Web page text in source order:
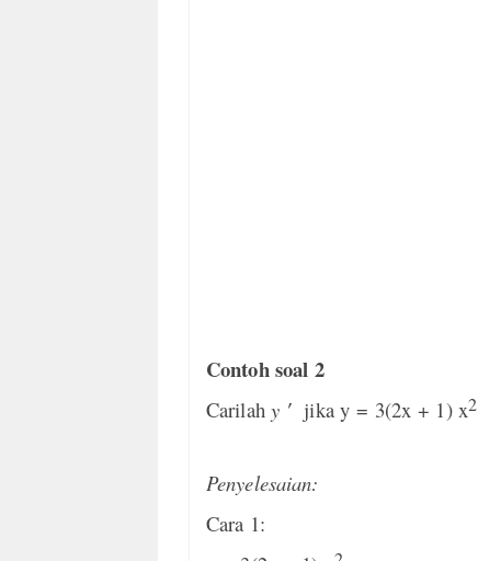
Contoh soal 2
Carilahy ′jika y = 3(2x + 1) x2
Penyelesaian:
Cara 1: